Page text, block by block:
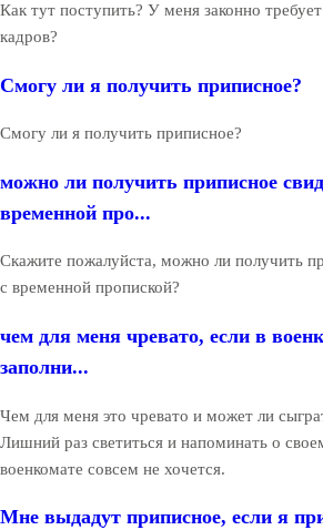
Как тут поступить? У меня законно
кадров?
Смогу ли я получить приписное?
Смогу ли я получить приписное?
можно ли получить приписное
временной про...
Скажите пожалуйста, можно ли получить
с временной пропиской?
чем для меня чревато, если в
заполни...
Чем для меня это чревато и может ли
Лишний раз светиться и напоминать о
военкомате совсем не хочется.
Мне выдадут приписное, если я